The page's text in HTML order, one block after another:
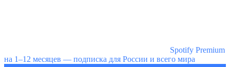
Spotify Premium
на 1–12 месяцев — подписка для России и всего мира